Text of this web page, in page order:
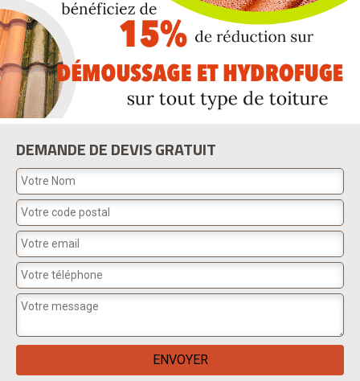
DEMANDE DE DEVIS GRATUIT